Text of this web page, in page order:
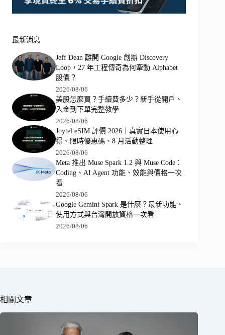
最新消息
Jeff Dean 離開 Google 創辦 Discovery
Loop，27 年工程傳奇為何牽動 Alphabet
股價？
2026/08/06
美股怎麼買？手續費多少？新手從開戶、
入金到下單完整教學
2026/08/06
Joytel eSIM 評價 2026｜真實日本使用心
得、限時優惠碼、8 月活動整理
2026/08/06
Meta 推出 Muse Spark 1.2 與 Muse Code：
Coding、AI Agent 功能、效能與價格一次
看
2026/08/06
Google Gemini Spark 是什麼？最新功能、
使用方式與台灣開放資格一次看
2026/08/06
相關文章